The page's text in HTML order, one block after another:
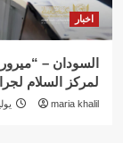
اخبار
السودان –
لمركز السلام
maria khalil يوليو